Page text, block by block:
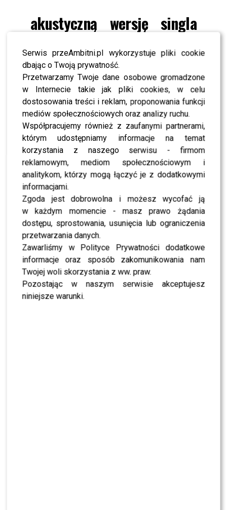
Serwis przeAmbitni.pl wykorzystuje pliki cookie
dbając o Twoją prywatność.
Przetwarzamy Twoje dane osobowe gromadzone
w Internecie takie jak pliki cookies, w celu
dostosowania treści i reklam, proponowania funkcji
mediów społecznościowych oraz analizy ruchu.
Współpracujemy również z zaufanymi partnerami,
którym udostępniamy informacje na temat
korzystania z naszego serwisu - firmom
reklamowym, mediom społecznościowym i
analitykom, którzy mogą łączyć je z dodatkowymi
informacjami.
Zgoda jest dobrowolna i możesz wycofać ją
w każdym momencie - masz prawo żądania
dostępu, sprostowania, usunięcia lub ograniczenia
przetwarzania danych.
Zawarliśmy w Polityce Prywatności dodatkowe
informacje oraz sposób zakomunikowania nam
Twojej woli skorzystania z ww. praw.
Pozostając w naszym serwisie akceptujesz
niniejsze warunki.
akustyczną wersję singla
“Ramię W Ramię”!
Jest to znakomita wiadomość dla fanów artystek! Już nie
możemy się doczekać spokojniejszej, akustycznej wersji
tego utworu.Kayahjuż poinformowała na swoim
Instagramie o pierwszym akustycznym wykonaniu
“Ramię W Ramię”razem zVikizaśpiewa 27 stycznia w
Poznaniu! Oprócz znanej piosenki, wokalistki zaśpiewają
wspólnie jeszcze jeden utwór. Pod artykułem zobaczycie
teledyskKayah i Viki Gabor– w jakim klimacie
wyobrażacie sobie akustyczną wersję“Ramię W
Ramię”?
Zobacz również –Dumny Rafał Maserak zdradził
płeć dziecka – do zdjęcia dołączył uroczy opis!